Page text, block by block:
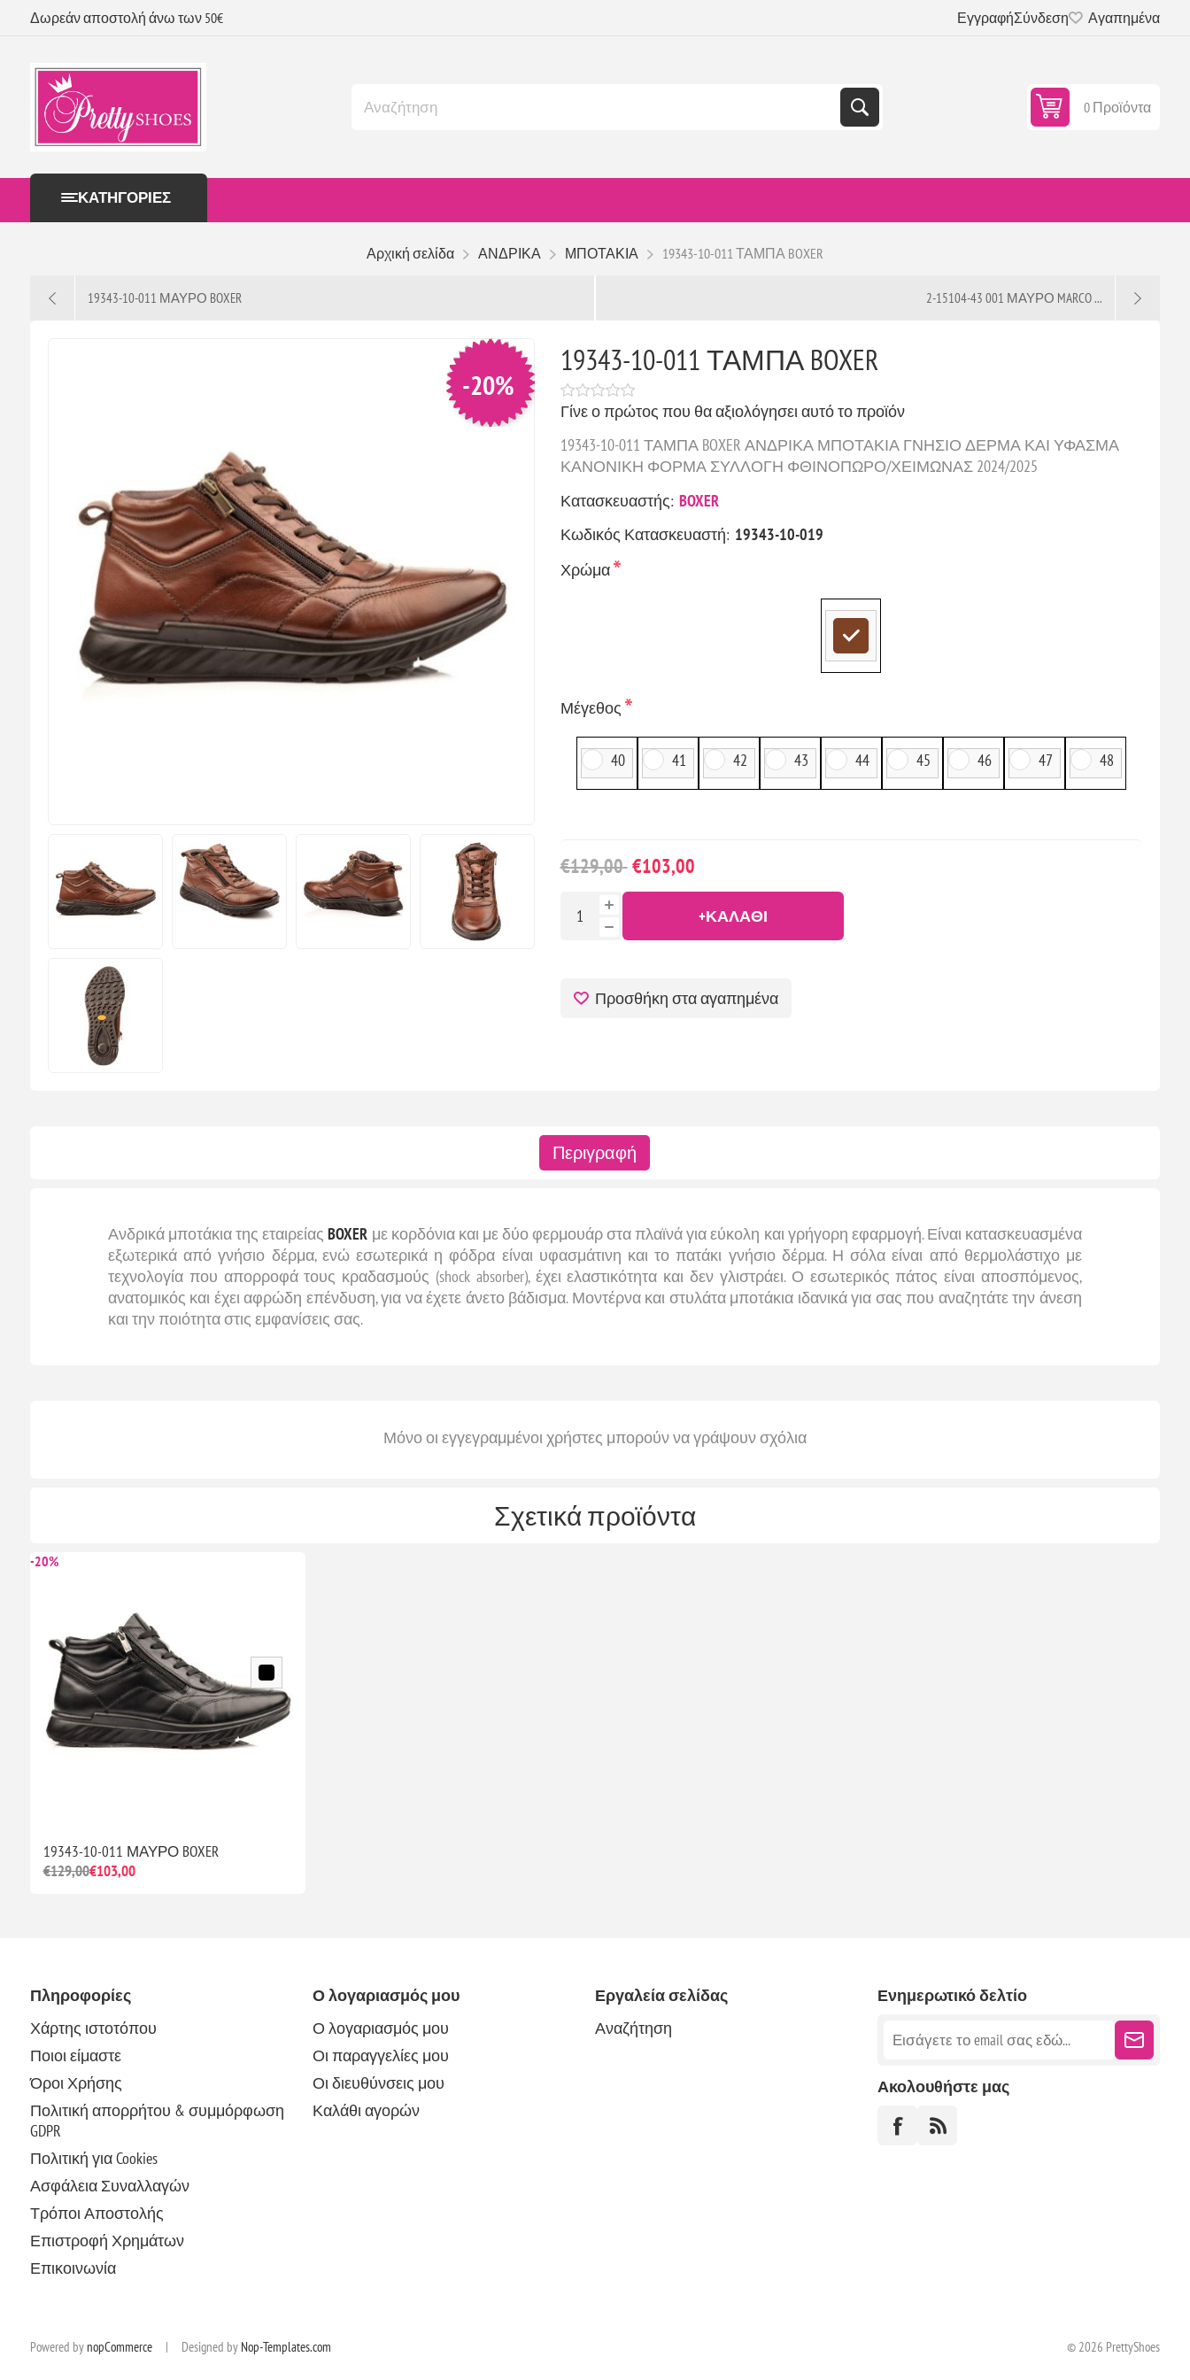
Δωρεάν αποστολή άνω των 50€ ΕγγραφήΣύνδεση Αγαπημένα
0 Προϊόντα
ΚΑΤΗΓΟΡΊΕΣ
Αρχική σελίδα ΑΝΔΡΙΚΑ ΜΠΟΤΑΚΙΑ 19343-10-011 ΤΑΜΠΑ BOXER
19343-10-011 ΜΑΥΡΟ BOXER 2-15104-43 001 ΜΑΥΡΟ MARCO ...
-20%
19343-10-011 ΤΑΜΠΑ BOXER
Γίνε ο πρώτος που θα αξιολόγησει αυτό το προϊόν
19343-10-011 ΤΑΜΠΑ BOXER ΑΝΔΡΙΚΑ ΜΠΟΤΑΚΙΑ ΓΝΗΣΙΟ ΔΕΡΜΑ ΚΑΙ ΥΦΑΣΜΑ
ΚΑΝΟΝΙΚΗ ΦΟΡΜΑ ΣΥΛΛΟΓΗ ΦΘΙΝΟΠΩΡΟ/ΧΕΙΜΩΝΑΣ 2024/2025
Κατασκευαστής: BOXER
Κωδικός Κατασκευαστή: 19343-10-019
Χρώμα*
Μέγεθος *
40 41 42 43 44 45 46 47 48
€129,00 €103,00
+ΚΑΛΆΘΙ
Προσθήκη στα αγαπημένα
Περιγραφή
Ανδρικά μποτάκια της εταιρείαςBOXER με κορδόνια και με δύο φερμουάρ στα πλαϊνά για εύκολη και γρήγορη εφαρμογή. Είναι κατασκευασμένα
εξωτερικά από γνήσιο δέρμα, ενώ εσωτερικά η φόδρα είναι υφασμάτινη και το πατάκι γνήσιο δέρμα. Η σόλα είναι από θερμολάστιχο με
τεχνολογία που απορροφά τους κραδασμούς (shock absorber), έχει ελαστικότητα και δεν γλιστράει. Ο εσωτερικός πάτος είναι αποσπόμενος,
ανατομικός και έχει αφρώδη επένδυση, για να έχετε άνετο βάδισμα. Μοντέρνα και στυλάτα μποτάκια ιδανικά για σας που αναζητάτε την άνεση
και την ποιότητα στις εμφανίσεις σας.
Μόνο οι εγγεγραμμένοι χρήστες μπορούν να γράψουν σχόλια
Σχετικά προϊόντα
-20%
19343-10-011 ΜΑΥΡΟ BOXER
€129,00€103,00
Πληροφορίες
Χάρτης ιστοτόπου
Ποιοι είμαστε
Όροι Χρήσης
Πολιτική απορρήτου & συμμόρφωση
GDPR
Πολιτική για Cookies
Ασφάλεια Συναλλαγών
Τρόποι Αποστολής
Επιστροφή Χρημάτων
Επικοινωνία
Ο λογαριασμός μου
Ο λογαριασμός μου
Οι παραγγελίες μου
Οι διευθύνσεις μου
Καλάθι αγορών
Εργαλεία σελίδας
Αναζήτηση
Ενημερωτικό δελτίο
Ακολουθήστε μας
Powered by nopCommerce | Designed by Nop-Templates.com © 2026 PrettyShoes